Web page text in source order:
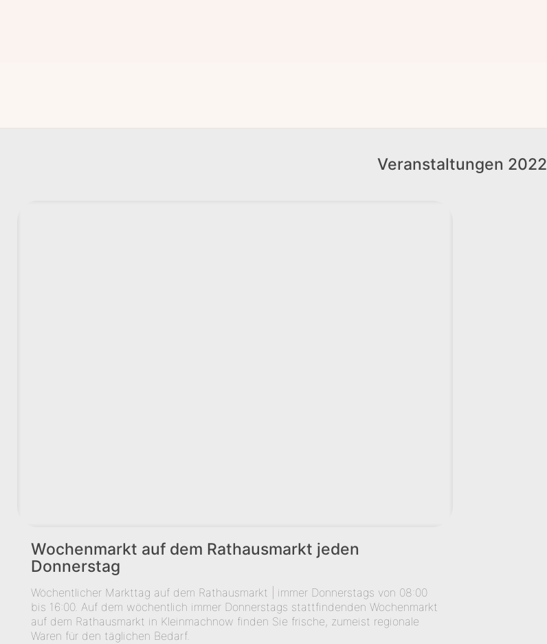
Veranstaltungen 2022
Wochen­markt auf dem Rat­haus­markt jeden
Donnerstag
Wöchentlicher Markttag auf dem Rathausmarkt | immer Donnerstags von 08:00
bis 16:00. Auf dem wöchentlich immer Donnerstags stattfindenden Wochenmarkt
auf dem Rathausmarkt in Kleinmachnow finden Sie frische, zumeist regionale
Waren für den täglichen Bedarf.